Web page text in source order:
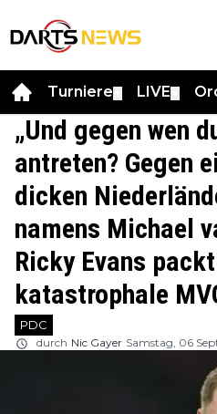
Turniere LIVE
„Und gegen wen
antreten? Gegen
dicken
namens Michael
Ricky Evans
katastrophale
PDC
durch Nic Gayer Samstag, 06